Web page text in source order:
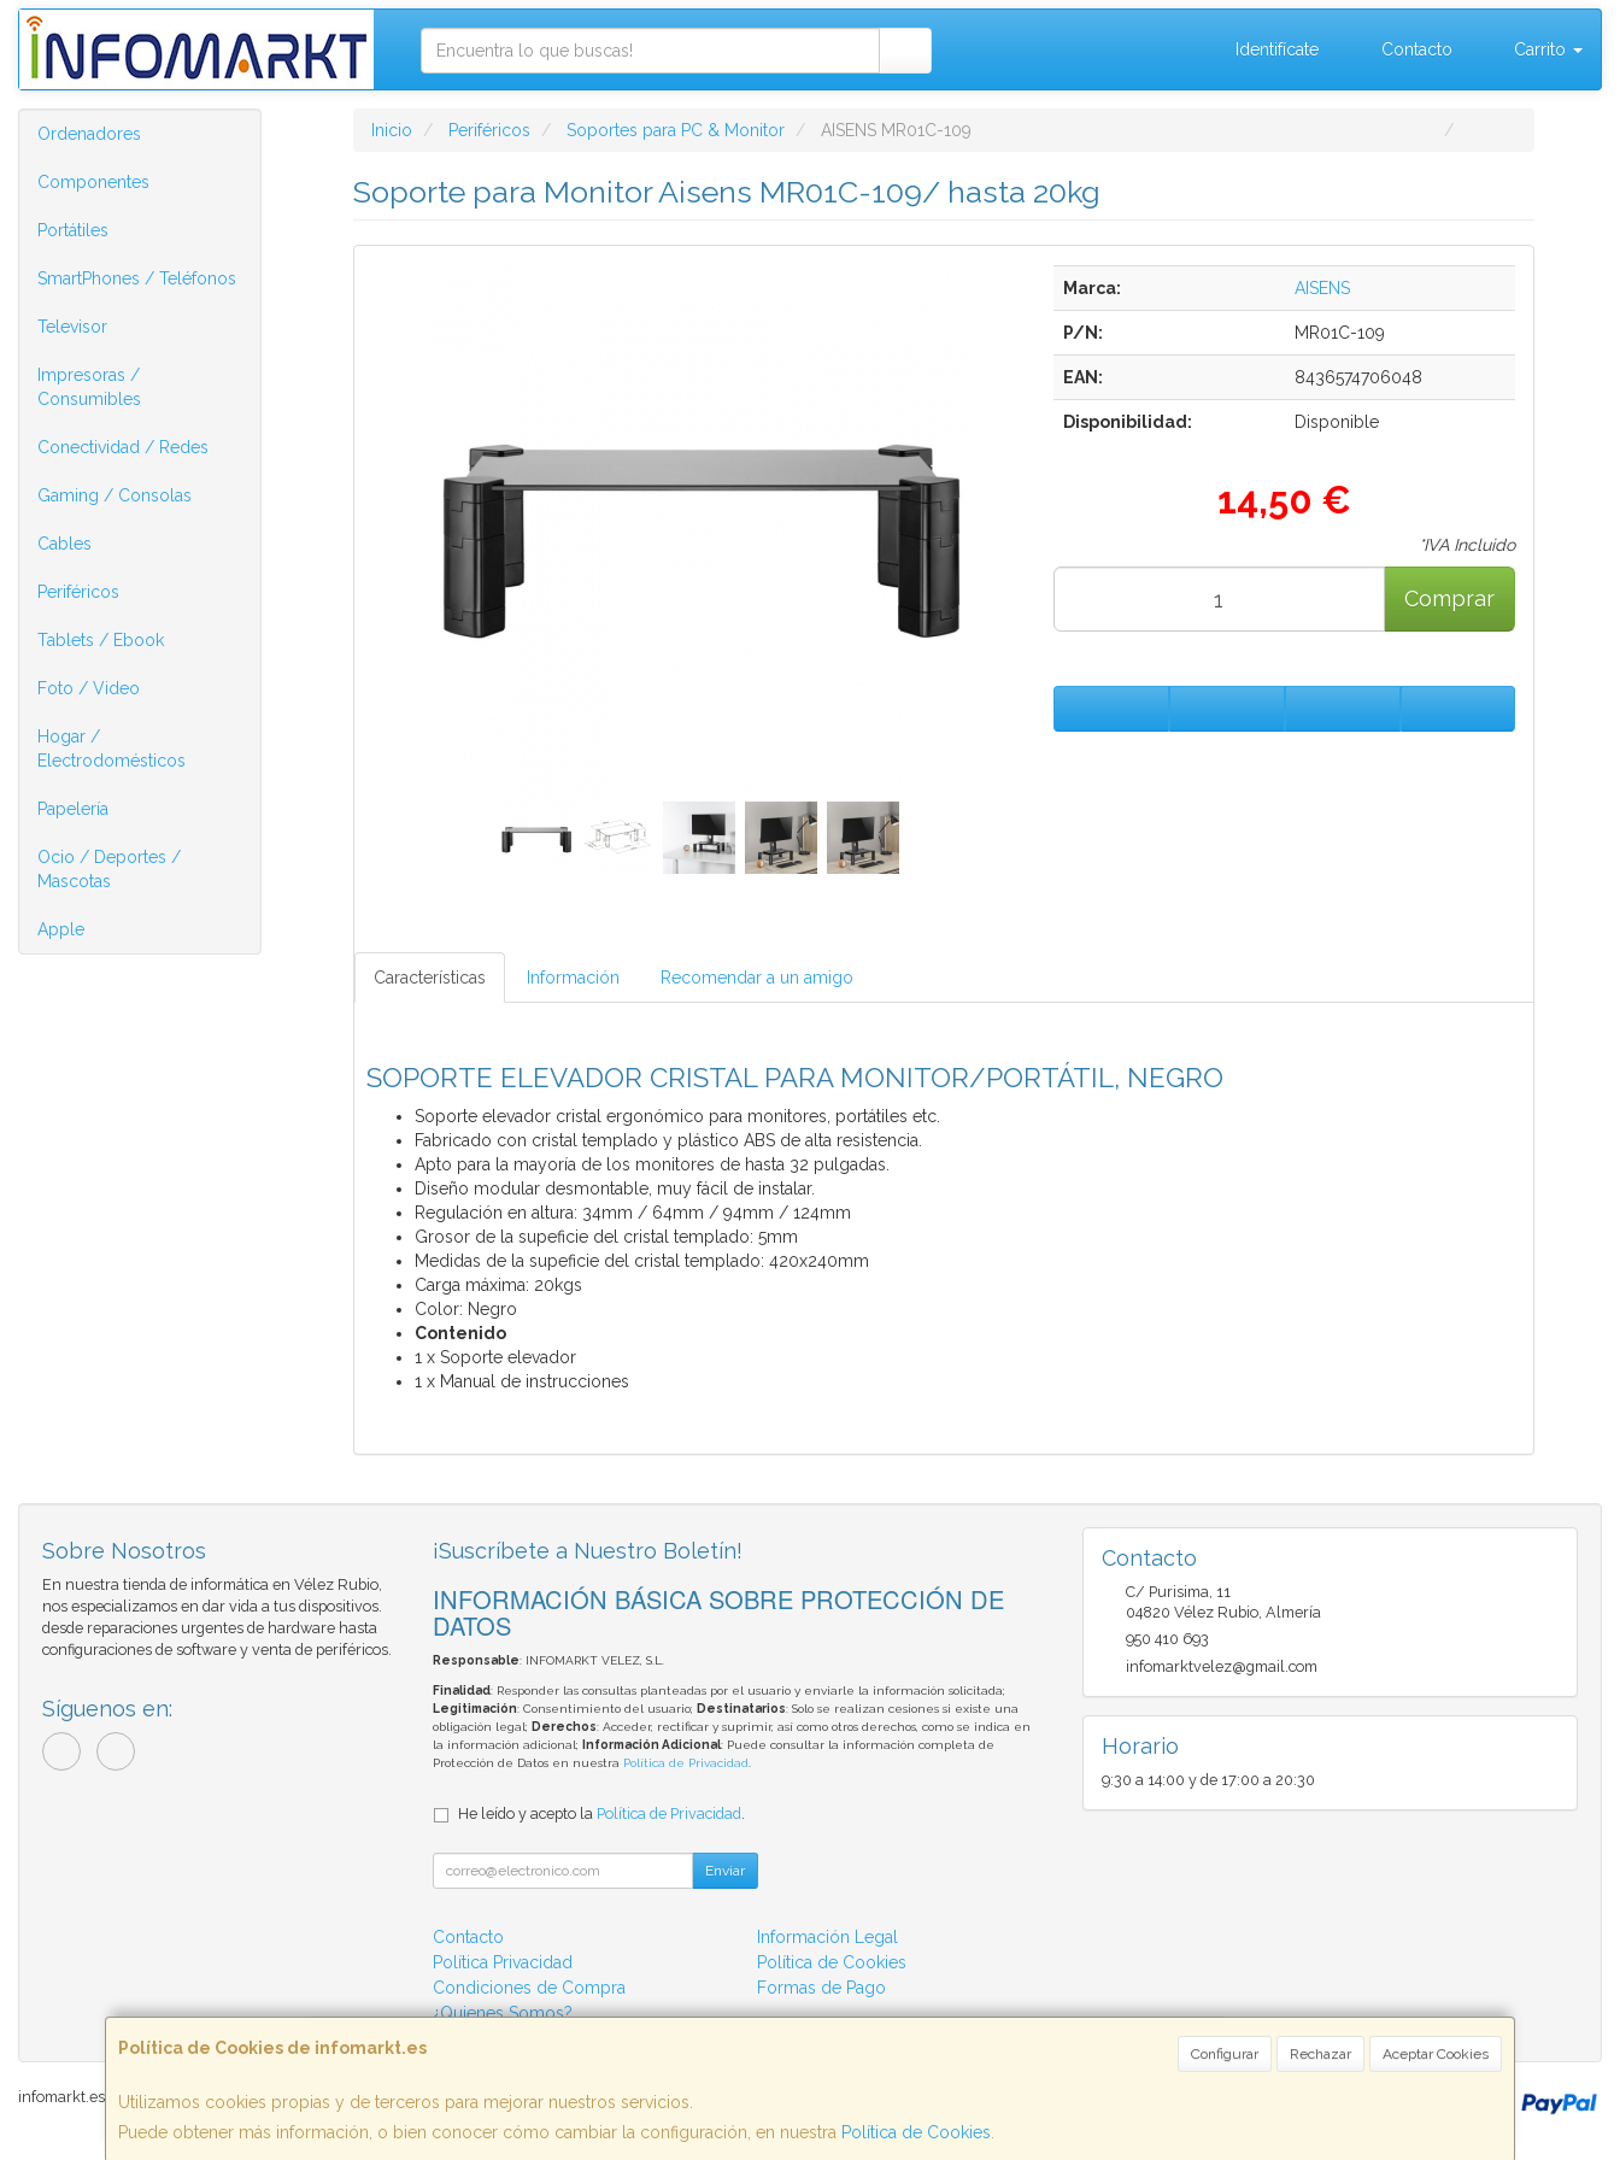
Identifícate Contacto Carrito
Ordenadores
Componentes
Portátiles
SmartPhones / Teléfonos
Televisor
Impresoras /
Consumibles
Conectividad / Redes
Gaming / Consolas
Cables
Periféricos
Tablets / Ebook
Foto / Video
Hogar /
Electrodomésticos
Papelería
Ocio / Deportes /
Mascotas
Apple
Inicio Periféricos Soportes para PC & Monitor AISENS MR01C-109
Soporte para Monitor Aisens MR01C-109/ hasta 20kg
Marca: AISENS
P/N: MR01C-109
EAN: 8436574706048
Disponibilidad: Disponible
14,50 €
*IVA Incluido
Comprar
Características Información Recomendar a un amigo
SOPORTE ELEVADOR CRISTAL PARA MONITOR/PORTÁTIL, NEGRO
Soporte elevador cristal ergonómico para monitores, portátiles etc.
Fabricado con cristal templado y plástico ABS de alta resistencia.
Apto para la mayoría de los monitores de hasta 32 pulgadas.
Diseño modular desmontable, muy fácil de instalar.
Regulación en altura: 34mm / 64mm / 94mm / 124mm
Grosor de la supeficie del cristal templado: 5mm
Medidas de la supeficie del cristal templado: 420x240mm
Carga máxima: 20kgs
Color: Negro
Contenido
1 x Soporte elevador
1 x Manual de instrucciones
Política de Cookies de infomarkt.es Configurar Rechazar Aceptar Cookies
Utilizamos cookies propias y de terceros para mejorar nuestros servicios.
Puede obtener más información, o bien conocer cómo cambiar la configuración, en nuestra Política de Cookies
Sobre Nosotros
En nuestra tienda de informática en Vélez Rubio,
nos especializamos en dar vida a tus dispositivos.
desde reparaciones urgentes de hardware hasta
configuraciones de software y venta de periféricos.
Síguenos en:
¡Suscríbete a Nuestro Boletín!
INFORMACIÓN BÁSICA SOBRE PROTECCIÓN DE
DATOS
Responsable: INFOMARKT VELEZ, S.L.
Finalidad: Responder las consultas planteadas por el usuario y enviarle la información solicitada;
Legitimación: Consentimiento del usuario; Destinatarios: Solo se realizan cesiones si existe una
obligación legal; Derechos: Acceder, rectificar y suprimir, así como otros derechos, como se indica en
la información adicional;
Información Adicional: Puede consultar la información completa de
Protección de Datos en nuestra Política de Privacidad.
He leído y acepto la Política de Privacidad.
Enviar
Contacto
Información Legal
Política Privacidad
Política de Cookies
Condiciones de Compra
Formas de Pago
¿Quienes Somos?
Contacto
C/ Purisima, 11
04820 Vélez Rubio, Almería
950 410 693
infomarktvelez@gmail.com
Horario
9:30 a 14:00 y de 17:00 a 20:30
infomarkt.es © 2026
, , , , España. - C.I.F.: B04802658 - Tfno: